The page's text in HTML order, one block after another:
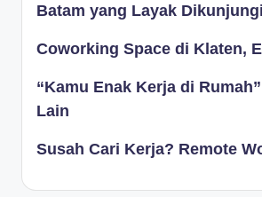
Batam yang Layak Dikunjungi
Coworking Space di Klaten,
“Kamu Enak Kerja di
Lain
Susah Cari Kerja? Remote